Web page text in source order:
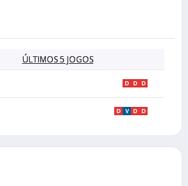
ÚLTIMOS 5 JOGOS
D D D
D V D D